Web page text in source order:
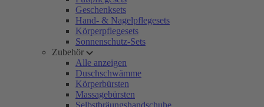
Geschenksets
Hand- & Nagelpflegesets
Körperpflegesets
Sonnenschutz-Sets
Zubehör
Alle anzeigen
Duschschwämme
Körperbürsten
Massagebürsten
Selbstbräungshandschuhe